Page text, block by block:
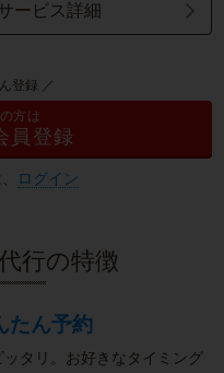
ービス詳細
登録 ／
方は
員登録
ログイン
行の特徴
たん予約
ッタリ。お好きなタイミング